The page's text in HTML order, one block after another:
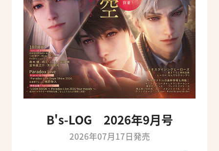
B's-LOG 2026年9月号
2026年07月17日発売